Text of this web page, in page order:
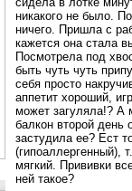
никакого не было.
ничего. Пришла с
кажется она стала
Посмотрела под
быть чуть чуть
себя просто
аппетит хороший,
может загуляла!? А
балкон второй день
застудила ее? Ест
(гипоаллергенный),
мягкий. Прививки
ней такое?